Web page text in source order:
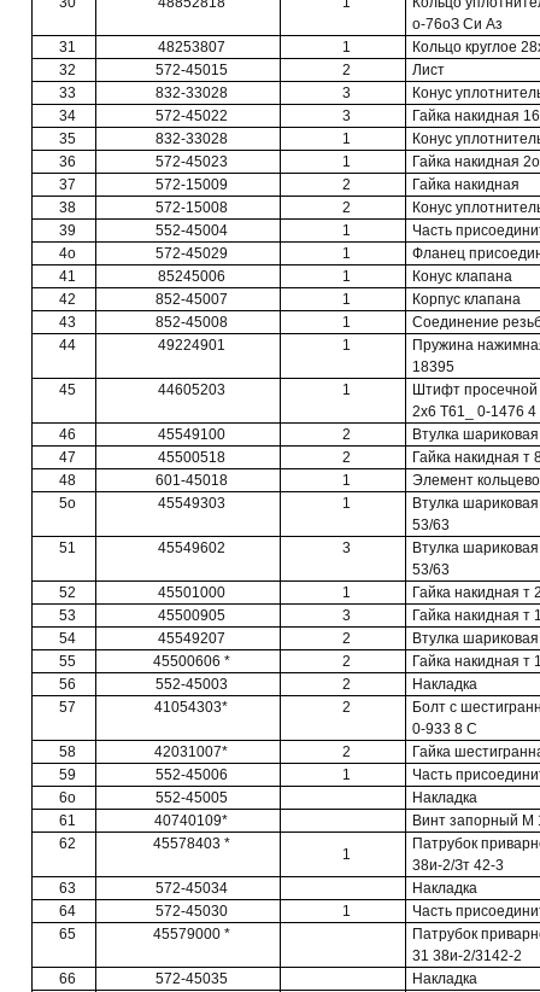
о-76оЗ Си Аз
31
48253807 1
Кольцо круглое
32
572-45015 2
Лист
33
832-33028 3
Конус
34
572-45022 3
Гайка накидная
35
832-33028 1
Конус
36
572-45023 1
Гайка накидная
37
572-15009 2
Гайка накидная
38
572-15008 2
Конус
39
552-45004 1
Часть
4о
572-45029 1
Фланец
41
85245006 1
Конус клапана
42
852-45007 1
Корпус клапана
43
852-45008 1
Соединение
44
49224901 1
Пружина
18395
45
44605203 1
Штифт просечной
2x6 Т61_ 0-1476
46
45549100 2
Втулка
47
45500518 2
Гайка накидная
48
601-45018 1
Элемент
5о
45549303 1
Втулка
53/63
51
45549602 3
Втулка
53/63
52
45501000 1
Гайка накидная
53
45500905 3
Гайка накидная
54
45549207 2
Втулка
55
45500606 * 2
Гайка накидная
56
552-45003 2
Накладка
57
41054303* 2
Болт с
0-933 8 С
58
42031007* 2
Гайка
59
552-45006 1
Часть
6о
552-45005
Накладка
61
40740109*
Винт запорный М
62
45578403 *
1
Патрубок
38и-2/Зт 42-3
63
572-45034
Накладка
64
572-45030 1
Часть
65
45579000 *
Патрубок
31 38и-2/3142-2
66
572-45035
Накладка